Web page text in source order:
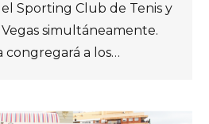
Sporting Club de Tenis y
simultáneamente.
congregará a los…